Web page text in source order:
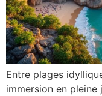
Entre plages
immersion en pleine